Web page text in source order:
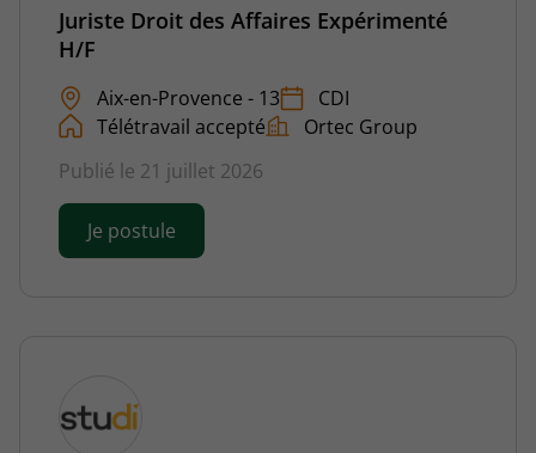
Juriste Droit des Affaires Expérimenté
H/F
Aix-en-Provence - 13
CDI
Télétravail accepté
Ortec Group
Publié le 21 juillet 2026
Je postule